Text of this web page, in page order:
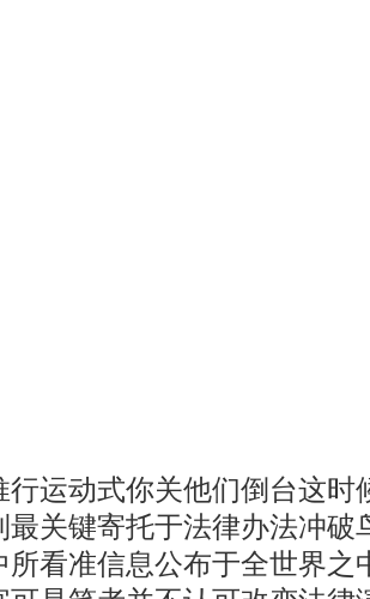
行运动式你关他们倒台这时
最关键寄托于法律办法冲破
所看准信息公布于全世界之